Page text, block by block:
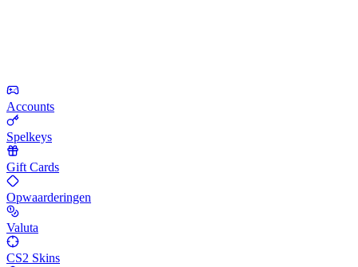
Accounts
Spelkeys
Gift Cards
Opwaarderingen
Valuta
CS2 Skins